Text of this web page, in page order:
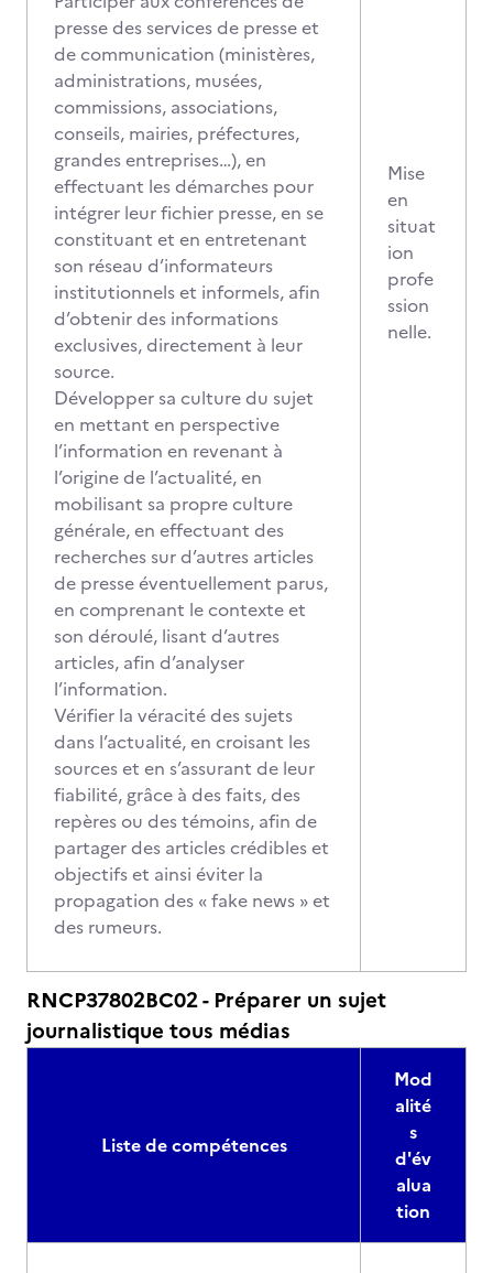
presse des services de presse et
de communication (ministères,
administrations, musées,
commissions, associations,
conseils, mairies, préfectures,
grandes entreprises…), en
effectuant les démarches pour
intégrer leur fichier presse, en se
constituant et en entretenant
son réseau d’informateurs
institutionnels et informels, afin
d’obtenir des informations
exclusives, directement à leur
source.
Développer sa culture du sujet
en mettant en perspective
l’information en revenant à
l’origine de l’actualité, en
mobilisant sa propre culture
générale, en effectuant des
recherches sur d’autres articles
de presse éventuellement parus,
en comprenant le contexte et
son déroulé, lisant d’autres
articles, afin d’analyser
l’information.
Vérifier la véracité des sujets
dans l’actualité, en croisant les
sources et en s’assurant de leur
fiabilité, grâce à des faits, des
repères ou des témoins, afin de
partager des articles crédibles et
objectifs et ainsi éviter la
propagation des « fake news » et
des rumeurs.
Mise
en
situat
ion
profe
ssion
nelle.
RNCP37802BC02 - Préparer un sujet
journalistique tous médias
Liste de compétences
Mod
alité
s
d'év
alua
tion